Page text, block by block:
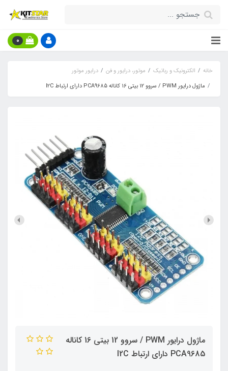
0
خانه الکترونیک و رباتیک موتور، درایور و فن
درایور موتور
ماژول درایور PWM / سروو 12 بیتی 16 کاناله PCA9685 دارای ارتباط I2C
ماژول درایور PWM / سروو 12 بیتی 16 کاناله
PCA9685 دارای ارتباط I2C